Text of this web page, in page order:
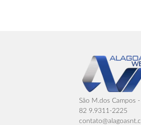
São M.dos Campos
82 9.9311-2225